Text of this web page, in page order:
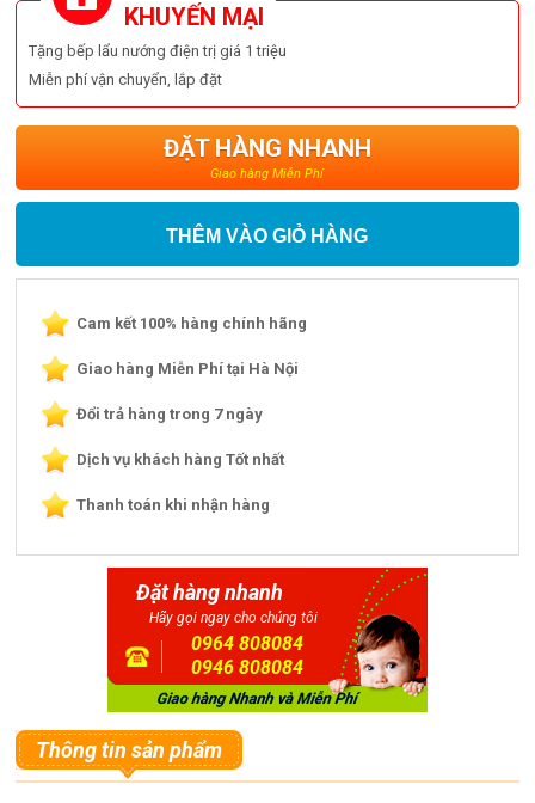
KHUYẾN MẠI
Tặng bếp lẩu nướng điện trị giá 1 triệu
Miễn phí vận chuyển, lắp đặt
ĐẶT HÀNG NHANH
Giao hàng Miễn Phí
THÊM VÀO GIỎ HÀNG
Cam kết 100% hàng chính hãng
Giao hàng Miễn Phí tại Hà Nội
Đổi trả hàng trong 7 ngày
Dịch vụ khách hàng Tốt nhất
Thanh toán khi nhận hàng
Đặt hàng nhanh
Hãy gọi ngay cho chúng tôi
0964 808084
0946 808084
Thông tin sản phẩm